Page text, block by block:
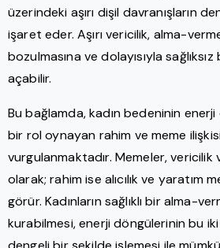
üzerindeki aşırı dişil davranışların
işaret eder. Aşırı vericilik, alma-
bozulmasına ve dolayısıyla
açabilir.
Bu bağlamda, kadın bedeninin
bir rol oynayan rahim ve meme
vurgulanmaktadır. Memeler, vericilik
olarak; rahim ise alıcılık ve yaratım
görür. Kadınların sağlıklı bir alma-
kurabilmesi, enerji döngülerinin bu